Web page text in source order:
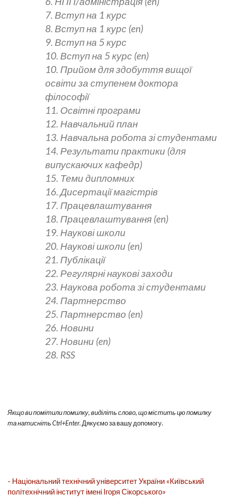
7. Вступ на 1 курс
8. Вступ на 1 курс (en)
9. Вступ на 5 курс
10. Вступ на 5 курс (en)
10. Прийом для здобуття вищої
освіти за ступенем доктора
філософії
11. Освітні програми
12. Навчальний план
13. Навчальна робота зі студентами
14. Результати практики (для
випускаючих кафедр)
15. Теми дипломних
16. Дисертації магістрів
17. Працевлаштування
18. Працевлаштування (en)
19. Наукові школи
20. Наукові школи (en)
21. Публікації
22. Регулярні наукові заходи
23. Наукова робота зі студентами
24. Партнерство
25. Партнерство (en)
26. Новини
27. Новини (en)
28. RSS
Якщо ви помітили помилку, виділіть слово, що містить цю помилку
та натисніть Ctrl+Enter. Дякуємо за вашу допомогу.
- Національний технічний університет України «Київський
політехнічний інститут імені Ігоря Сікорського»